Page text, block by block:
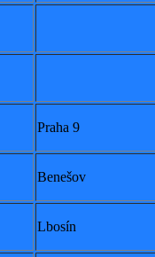
Praha 9
Benešov
Lbosín